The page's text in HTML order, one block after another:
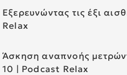
Εξερευνώντας τις έξι
Relax
Άσκηση αναπνοής
10 | Podcast Relax